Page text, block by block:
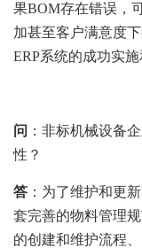
果BOM存在错误，
加甚至客户满意度
ERP系统的成功实
问 ：非标机械设备
性？
答 ：为了维护和更
套完善的物料管理
的创建和维护流程